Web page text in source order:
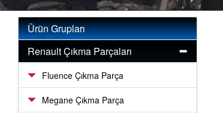
Ürün Grupları
Renault Çıkma Parçaları
Fluence Çıkma Parça
Megane Çıkma Parça